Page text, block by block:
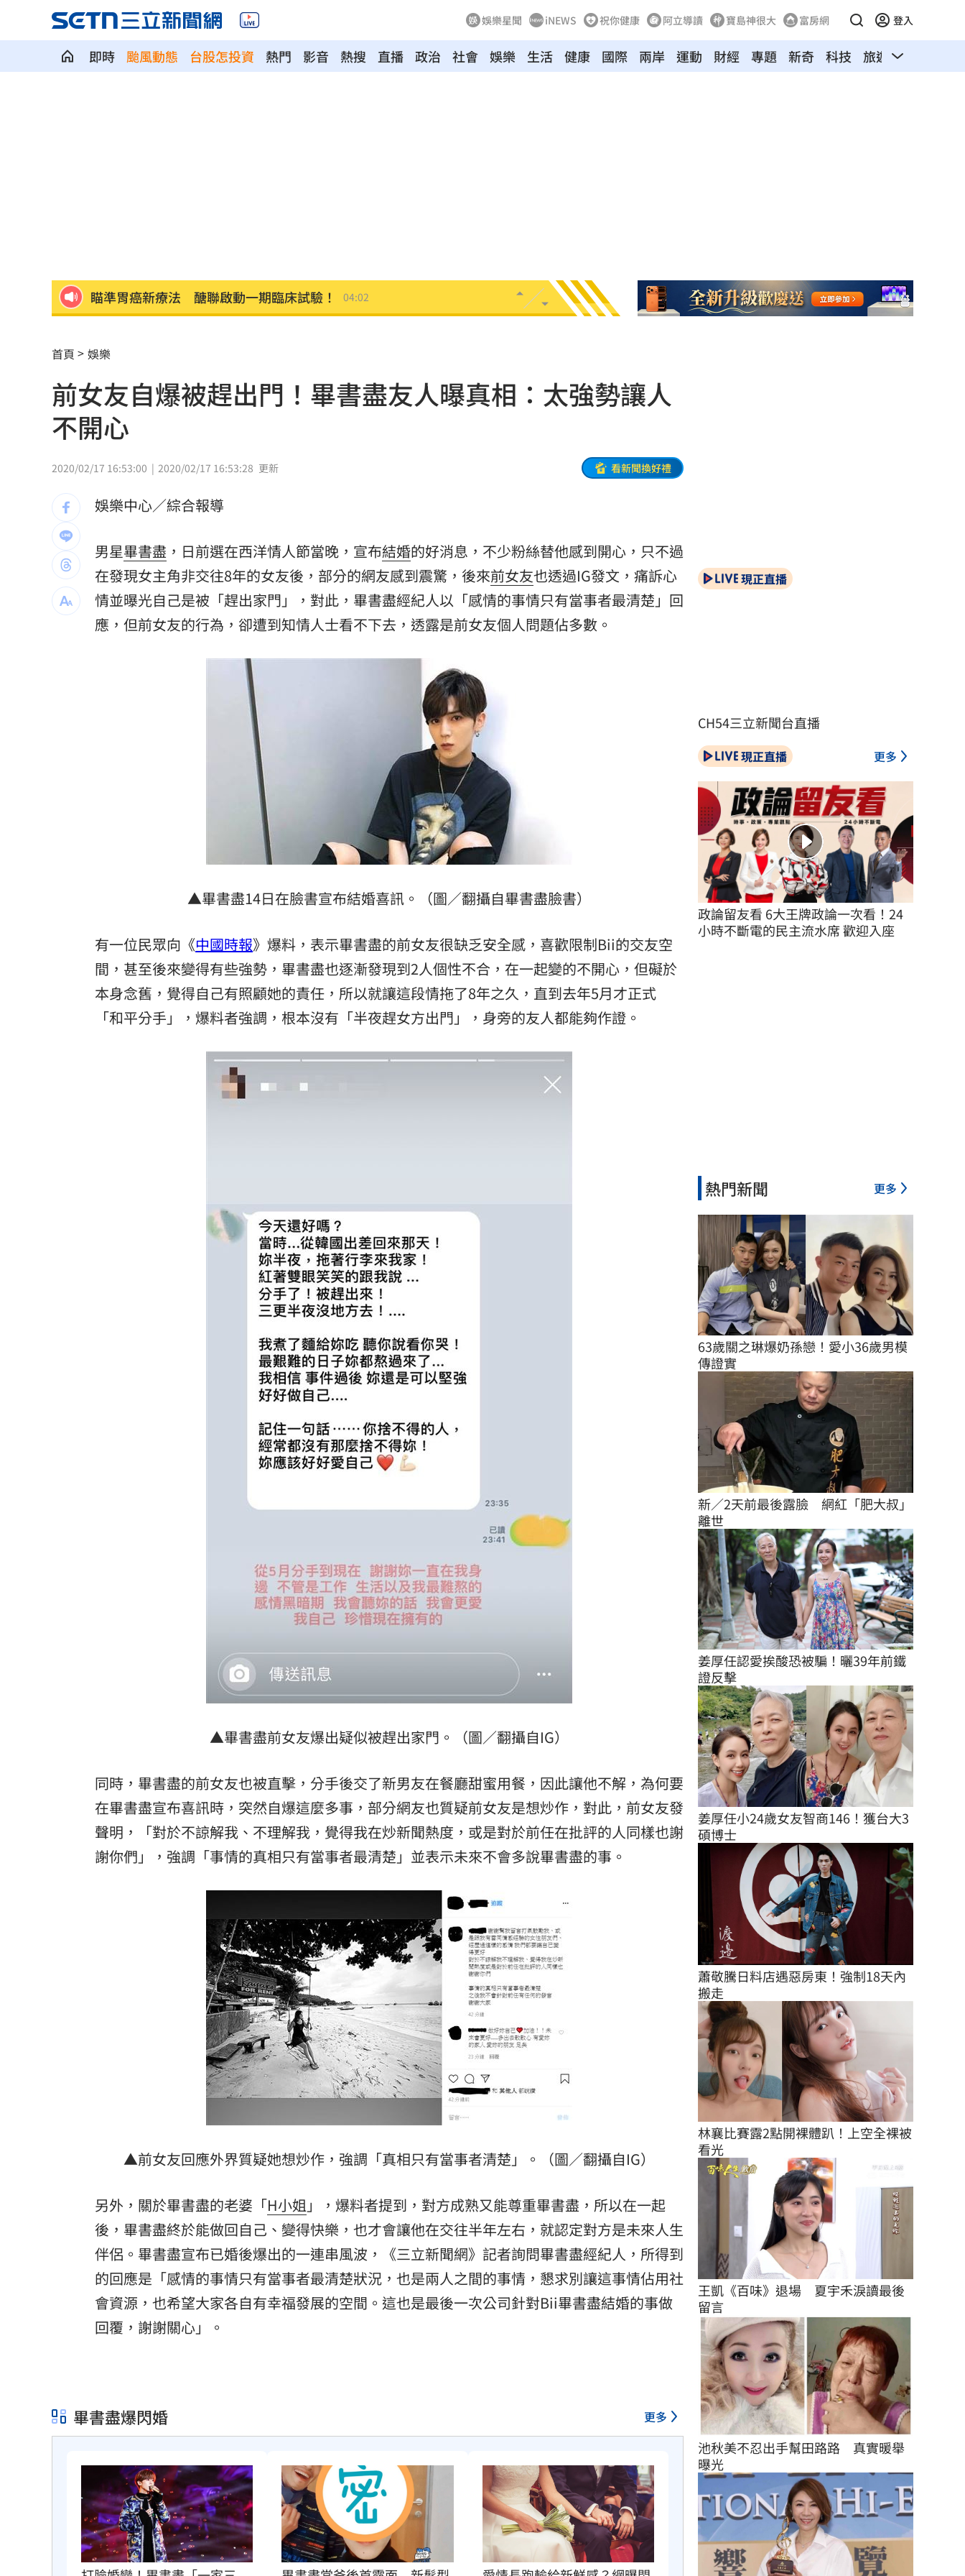
娛樂星聞 iNEWS 祝你健康 阿立導讀 寶島神很大 富房網 登入
即時 颱風動態 台股怎投資 熱門 影音 熱搜 直播 政治 社會 娛樂 生活 健康 國際 兩岸 運動 財經 專題 新奇 科技 旅遊 汽車
瞄準胃癌新療法 醣聯啟動一期臨床試驗！ 04:02
7年前遭譏傻逼！他逆襲超車中國前首富
女兒一句話 兩老退休生活全變調 03:05
記憶體產能全被大廠包下 驚人漲價潮來襲
北美訂單補爆 聯發科小金雞EPS至27.12元
AI和你讀的不同！實測《時代》驚揭1真相
慈濟買BNT被詐10億！藍昔嗆擋疫苗網朝聖 01:35
它躋身美禁令受惠者 上半年EPS衝2.58元 01:30
高溫重創雞蛋產量 最快要等到9月才回穩 01:26
7月營收寫同期次高 聯寶訂單看到2027年 01:20
台股收復44000點大關 2關鍵看AI產業發展
他見搶案挺身相救遭圍毆亡！嫌犯最小12歲
扣款人數狂增4成 國泰小龍基金布局曝光
18:00
理想混蛋號召粉絲跨海追星吃美食！ 18:15
首頁 娛樂
前女友自爆被趕出門！畢書盡友人曝真相：太強勢讓人
不開心
2020/02/17 16:53:00 2020/02/17 16:53:28 更新 看新聞換好禮
娛樂中心／綜合報導
男星畢書盡 ，日前選在西洋情人節當晚，宣布結婚的好消息，不少粉絲替他感到開心，只不過
在發現女主角非交往8年的女友後，部分的網友感到震驚，後來前女友也透過IG發文，痛訴心
情並曝光自己是被「趕出家門」，對此，畢書盡經紀人以「感情的事情只有當事者最清楚」回
應，但前女友的行為，卻遭到知情人士看不下去，透露是前女友個人問題佔多數。
▲畢書盡14日在臉書宣布結婚喜訊。（圖／翻攝自畢書盡臉書）
有一位民眾向《中國時報》爆料，表示畢書盡的前女友很缺乏安全感，喜歡限制Bii的交友空
間，甚至後來變得有些強勢，畢書盡也逐漸發現到2人個性不合，在一起變的不開心，但礙於
本身念舊，覺得自己有照顧她的責任，所以就讓這段情拖了8年之久，直到去年5月才正式
「和平分手」，爆料者強調，根本沒有「半夜趕女方出門」，身旁的友人都能夠作證。
▲畢書盡前女友爆出疑似被趕出家門。（圖／翻攝自IG）
同時，畢書盡的前女友也被直擊，分手後交了新男友在餐廳甜蜜用餐，因此讓他不解，為何要
在畢書盡宣布喜訊時，突然自爆這麼多事，部分網友也質疑前女友是想炒作，對此，前女友發
聲明，「對於不諒解我、不理解我，覺得我在炒新聞熱度，或是對於前任在批評的人同樣也謝
謝你們」，強調「事情的真相只有當事者最清楚」並表示未來不會多說畢書盡的事。
▲前女友回應外界質疑她想炒作，強調「真相只有當事者清楚」。（圖／翻攝自IG）
另外，關於畢書盡的老婆「H小姐 」，爆料者提到，對方成熟又能尊重畢書盡，所以在一起
後，畢書盡終於能做回自己、變得快樂，也才會讓他在交往半年左右，就認定對方是未來人生
伴侶。畢書盡宣布已婚後爆出的一連串風波，《三立新聞網》記者詢問畢書盡經紀人，所得到
的回應是「感情的事情只有當事者最清楚狀況，也是兩人之間的事情，懇求別讓這事情佔用社
會資源，也希望大家各自有幸福發展的空間。這也是最後一次公司針對Bii畢書盡結婚的事做
回覆，謝謝關心」。
畢書盡爆閃婚 更多
現正直播
CH54三立新聞台直播
現正直播 更多
政論留友看 6大王牌政論一次看！24
小時不斷電的民主流水席 歡迎入座
熱門新聞 更多
63歲關之琳爆奶孫戀！愛小36歲男模
傳證實
新／2天前最後露臉　網紅「肥大叔」
離世
姜厚任認愛挨酸恐被騙！曬39年前鐵
證反擊
姜厚任小24歲女友智商146！獲台大3
碩博士
蕭敬騰日料店遇惡房東！強制18天內
搬走
林襄比賽露2點開裸體趴！上空全裸被
看光
王凱《百味》退場　夏宇禾淚讀最後
留言
池秋美不忍出手幫田路路　真實暖舉
曝光